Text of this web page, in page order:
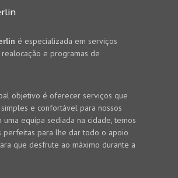
é especializada em serviços
realocação e programas de
objetivo é oferecer serviços que
e confortável para nossos
uma equipa sediada na cidade, temos
perfeitas para lhe dar todo o apoio
que desfrute ao máximo durante a